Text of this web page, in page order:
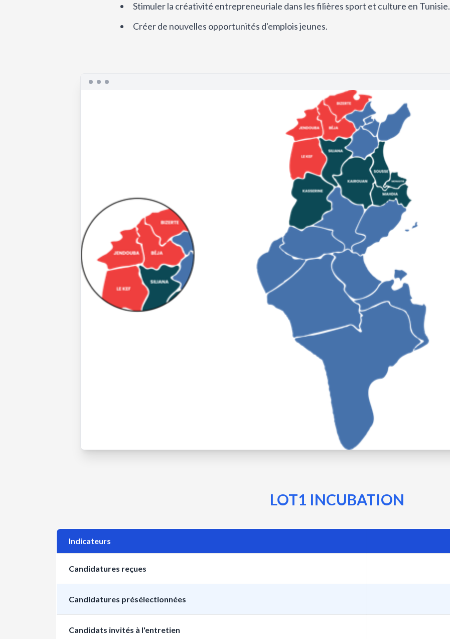
Stimuler la créativité entrepreneuriale dans les filières sport et culture en Tunisie.
Créer de nouvelles opportunités d'emplois jeunes.
LOT1 INCUBATION
Indicateurs
Candidatures reçues
Candidatures présélectionnées
Candidats invités à l'entretien